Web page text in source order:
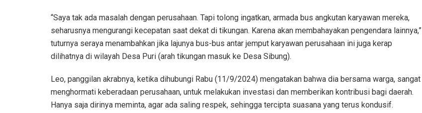
“Saya tak ada masalah dengan perusahaan. Tapi tolong ingatkan, armada bus angkutan karyawan mereka,
seharusnya mengurangi kecepatan saat dekat di tikungan. Karena akan membahayakan pengendara lainnya,”
tuturnya seraya menambahkan jika lajunya bus-bus antar jemput karyawan perusahaan ini juga kerap
dilihatnya di wilayah Desa Puri (arah tikungan masuk ke Desa Sibung).
Leo, panggilan akrabnya, ketika dihubungi Rabu (11/9/2024) mengatakan bahwa dia bersama warga, sangat
menghormati keberadaan perusahaan, untuk melakukan investasi dan memberikan kontribusi bagi daerah.
Hanya saja dirinya meminta, agar ada saling respek, sehingga tercipta suasana yang terus kondusif.